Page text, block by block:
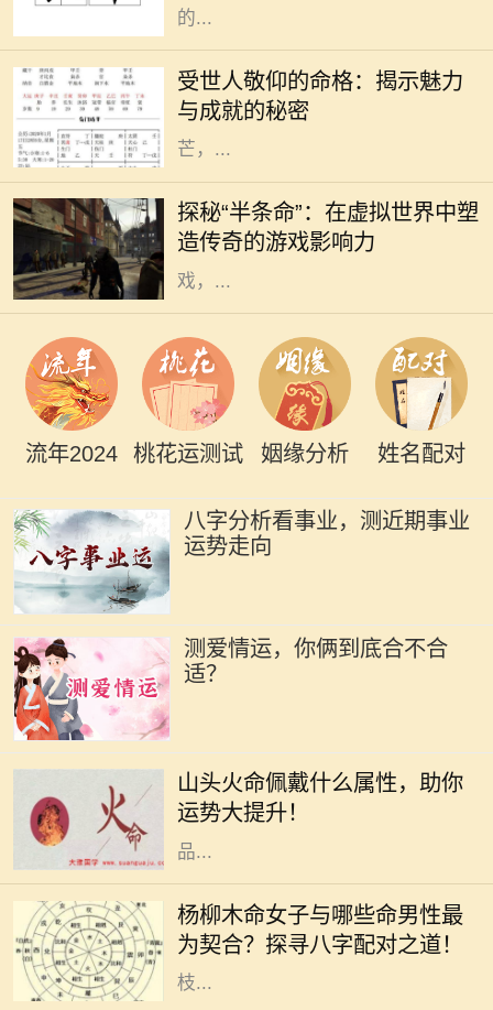
的...
受世人敬仰的命格：揭示魅力
与成就的秘密
在这个复杂多变的世界中，总有一些
人因为其独特的人格魅力和卓越的成
就而受到世人的敬仰。他们的命格似
乎与生俱来就散发着一种独特的光
芒，...
探秘“半条命”：在虚拟世界中塑
造传奇的游戏影响力
在电子游戏历史上，少数几款作品能
够在玩家心中留下如此深刻的印记，
而《半条命》便是其中之一。这款由
Valve公司开发的第一人称射击游
戏，...
流年2024 桃花运测试 姻缘分析 姓名配对
八字分析看事业，测近期事业
运势走向
测爱情运，你俩到底合不合
适？
山头火命佩戴什么属性，助你
运势大提升！
盘中五行属火的一种特定类型，具有
独特的特征和运势表现。对于山头火
命的人来说，如何选择适合的佩戴物
品...
杨柳木命女子与哪些命男性最
为契合？探寻八字配对之道！
在中国传统文化中，八字命理一直占
据着重要地位。尤其是对于男女配对
的研究，更是深入人心。杨柳木命的
女性独特而柔和，她们如同春天的柳
枝...
正月十五，元宵节，是中国农历新年